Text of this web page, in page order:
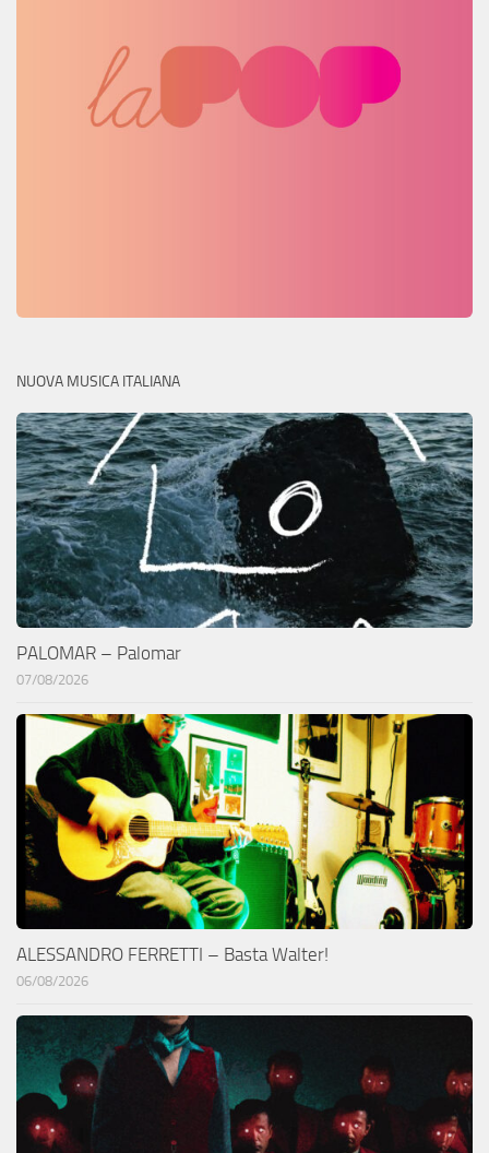
NUOVA MUSICA ITALIANA
PALOMAR – Palomar
07/08/2026
ALESSANDRO FERRETTI – Basta Walter!
06/08/2026